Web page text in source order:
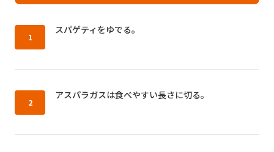
作り方1：
スパゲティをゆでる。
作り方2：
アスパラガスは食べやすい長さに切る。